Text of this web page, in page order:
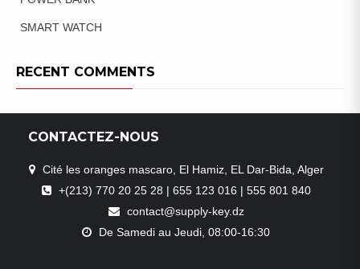
SMART WATCH
RECENT COMMENTS
CONTACTEZ-NOUS
Cité les oranges mascaro, El Hamiz, EL Dar-Bida, Alger
+(213) 770 20 25 28 | 655 123 016 | 555 801 840
contact@supply-key.dz
De Samedi au Jeudi, 08:00-16:30